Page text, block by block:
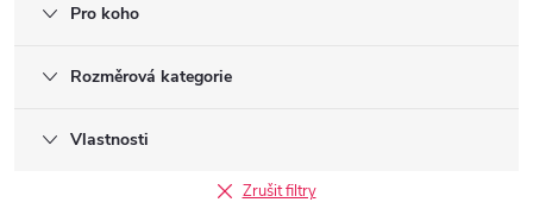
Pro koho
Rozměrová kategorie
Vlastnosti
Zrušit filtry